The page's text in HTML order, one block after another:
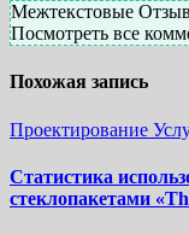
Межтекстовые
Посмотреть все
Похожая запись
Проектирование
Статистика
стеклопакетами